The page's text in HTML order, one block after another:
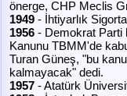
önerge, CHP Meclis
1949 - İhtiyarlık
1956 - Demokrat Parti
Kanunu TBMM'de
Turan Güneş, "bu
kalmayacak" dedi.
1957 - Atatürk